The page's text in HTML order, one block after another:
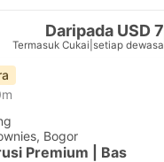
Daripada USD 7
Termasuk Cukai setiap dewasa
Bogor
Premium | Bas